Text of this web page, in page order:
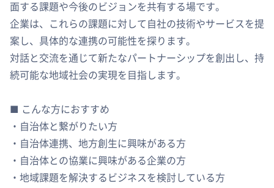
面する課題や今後のビジョンを共有する場です。
企業は、これらの課題に対して自社の技術やサービスを提
案し、具体的な連携の可能性を探ります。
対話と交流を通じて新たなパートナーシップを創出し、持
続可能な地域社会の実現を目指します。
■ こんな方におすすめ
・自治体と繋がりたい方
・自治体連携、地方創生に興味がある方
・自治体との協業に興味がある企業の方
・地域課題を解決するビジネスを検討している方